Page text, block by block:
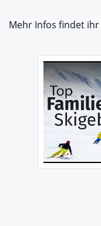
Mehr Infos findet ihr